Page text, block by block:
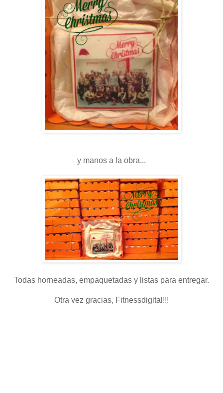
y manos a la obra...
Todas horneadas, empaquetadas y listas para entregar.
Otra vez gracias, Fitnessdigital!!!